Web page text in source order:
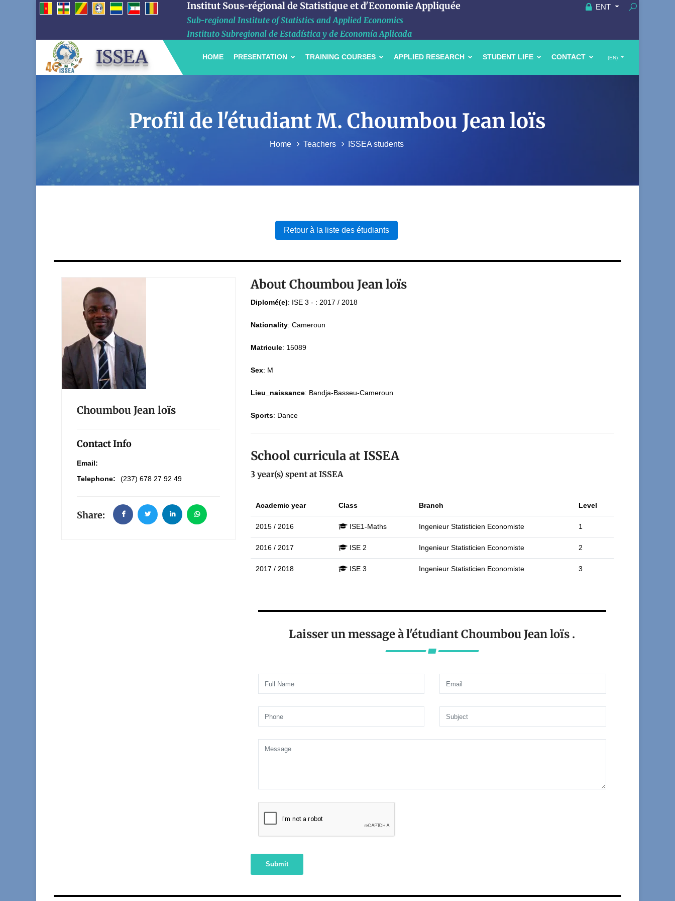
Institut Sous-régional de Statistique et d'Economie Appliquée
Sub-regional Institute of Statistics and Applied Economics
Instituto Subregional de Estadística y de Economía Aplicada
ENT
ISSEA (EN)
HOME PRESENTATION TRAINING COURSES APPLIED RESEARCH STUDENT LIFE CONTACT
Profil de l'étudiant M. Choumbou Jean loïs
Home Teachers ISSEA students
Retour à la liste des étudiants
Choumbou Jean loïs
Contact Info
Email:
Telephone:
(237) 678 27 92 49
Share:
About Choumbou Jean loïs
Diplomé(e): ISE 3 - : 2017 / 2018
Nationality: Cameroun
Matricule: 15089
Sex: M
Lieu_naissance: Bandja-Basseu-Cameroun
Sports: Dance
School curricula at ISSEA
3 year(s) spent at ISSEA
Academic year Class Branch Level
2015 / 2016 ISE1-Maths Ingenieur Statisticien Economiste 1
2016 / 2017 ISE 2 Ingenieur Statisticien Economiste 2
2017 / 2018 ISE 3 Ingenieur Statisticien Economiste 3
Laisser un message à l'étudiant Choumbou Jean loïs .
Submit